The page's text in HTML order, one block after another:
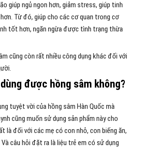
giúp ngủ ngon hơn, giảm stress, giúp tinh
Từ đó, giúp cho các cơ quan trong cơ
tốt hơn, ngăn ngừa được tình trạng thừa
cũng còn rất nhiều công dụng khác đối với
được hồng sâm không?
tuyệt vời của hồng sâm Hàn Quốc mà
cũng muốn sử dụng sản phẩm này cho
là đối với các mẹ có con nhỏ, con biếng ăn,
câu hỏi đặt ra là liệu trẻ em có sử dụng